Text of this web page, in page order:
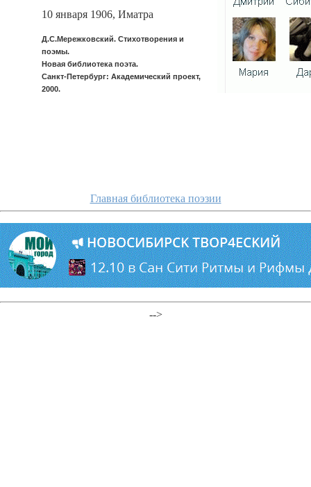
10 января 1906, Иматра
Д.С.Мережковский. Стихотворения и
поэмы.
Новая библиотека поэта.
Санкт-Петербург: Академический проект,
2000.
Главная библиотека поэзии
-->